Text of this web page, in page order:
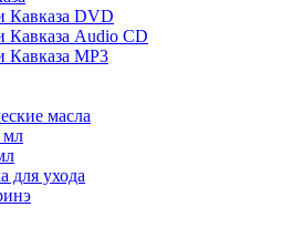
Кавказа DVD
Кавказа Audio CD
Кавказа MP3
масла
мл
для ухода